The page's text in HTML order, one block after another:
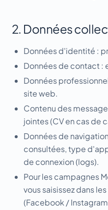
2. Données
Données d'identité :
Données de contact :
Données
site web.
Contenu des
jointes (CV en cas de
Données de
consultées, type
de connexion (logs).
Pour les campagnes
vous saisissez dans
(Facebook /